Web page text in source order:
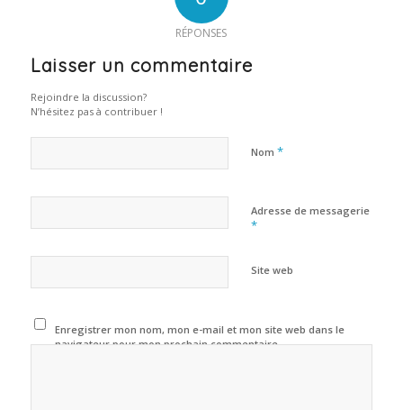
RÉPONSES
Laisser un commentaire
Rejoindre la discussion?
N’hésitez pas à contribuer !
Nom *
Adresse de messagerie
*
Site web
Enregistrer mon nom, mon e-mail et mon site web dans le
navigateur pour mon prochain commentaire.